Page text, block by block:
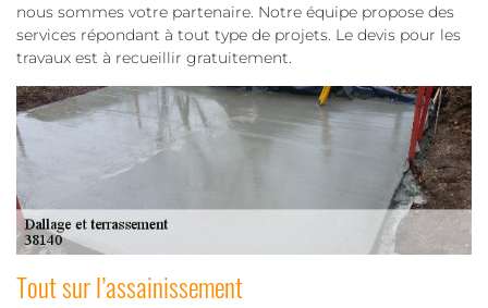
nous sommes votre partenaire. Notre équipe propose des
services répondant à tout type de projets. Le devis pour les
travaux est à recueillir gratuitement.
Tout sur l’assainissement